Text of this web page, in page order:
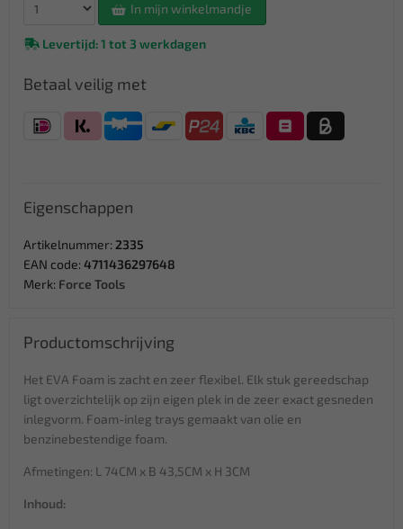
In mijn winkelmandje
Levertijd: 1 tot 3 werkdagen
Betaal veilig met
Eigenschappen
Artikelnummer: 2335
EAN code: 4711436297648
Merk: Force Tools
Productomschrijving
Het EVA Foam is zacht en zeer flexibel. Elk stuk gereedschap
ligt overzichtelijk op zijn eigen plek in de zeer exact gesneden
inlegvorm. Foam-inleg trays gemaakt van olie en
benzinebestendige foam.
Afmetingen: L 74CM x B 43,5CM x H 3CM
Inhoud: